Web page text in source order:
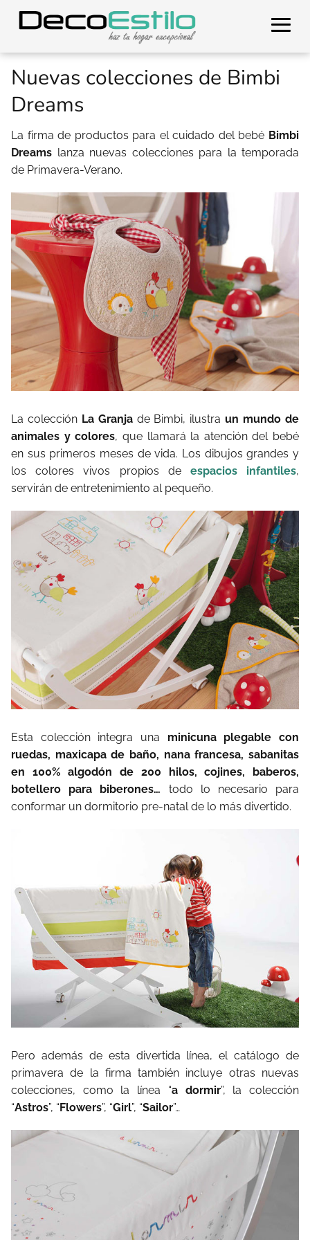
Nuevas colecciones de Bimbi
Dreams
La firma de productos para el cuidado del bebé Bimbi
Dreams lanza nuevas colecciones para la temporada
de Primavera-Verano.
La colección La Granjade Bimbi, ilustraun mundo de
animales y colores, que llamará la atención del bebé
en sus primeros meses de vida. Los dibujos grandes y
los colores vivos propios de espacios infantiles,
servirán de entretenimiento al pequeño.
Esta colección integra una minicuna plegable con
ruedas, maxicapa de baño, nana francesa, sabanitas
en 100% algodón de 200 hilos, cojines, baberos,
botellero para biberones… todo lo necesario para
conformar un dormitorio pre-natal de lo más divertido.
Pero además de esta divertida línea, el catálogo de
primavera de la firma también incluye otras nuevas
colecciones, como la línea “a dormir”, la colección
“Astros”, “Flowers”, “Girl”, “Sailor”…